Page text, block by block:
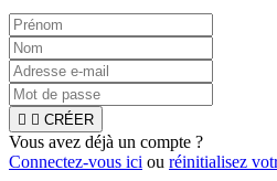
  CRÉER
Vous avez déjà un compte ?
Connectez-vous ici ou réinitialisez